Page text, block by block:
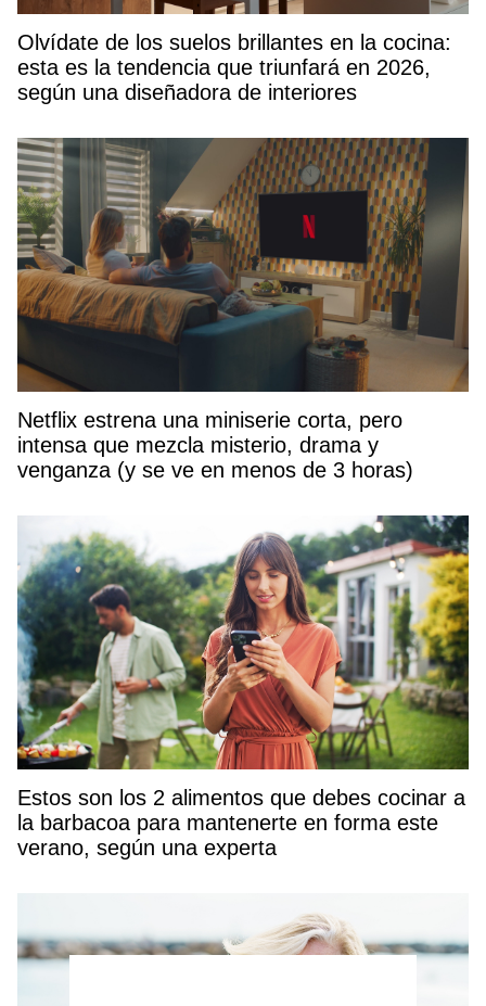
Olvídate de los suelos brillantes en la cocina:
esta es la tendencia que triunfará en 2026,
según una diseñadora de interiores
Netflix estrena una miniserie corta, pero
intensa que mezcla misterio, drama y
venganza (y se ve en menos de 3 horas)
Estos son los 2 alimentos que debes cocinar a
la barbacoa para mantenerte en forma este
verano, según una experta